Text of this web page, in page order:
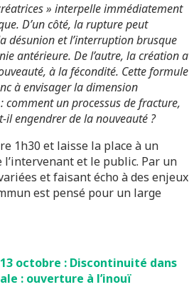
» interpelle immédiatement
D’un côté, la rupture peut
désunion et l’interruption brusque
antérieure. De l’autre, la création a
à la fécondité. Cette formule
à envisager la dimension
comment un processus de fracture,
engendrer de la nouveauté ?
1h30 et laisse la place à un
l’intervenant et le public. Par un
et faisant écho à des enjeux
est pensé pour un large
octobre : Discontinuité dans
: ouverture à l’inouï